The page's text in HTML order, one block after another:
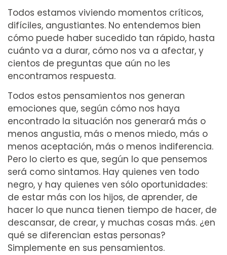
Todos estamos viviendo momentos críticos,
difíciles, angustiantes. No entendemos bien
cómo puede haber sucedido tan rápido, hasta
cuánto va a durar, cómo nos va a afectar, y
cientos de preguntas que aún no les
encontramos respuesta.
Todos estos pensamientos nos generan
emociones que, según cómo nos haya
encontrado la situación nos generará más o
menos angustia, más o menos miedo, más o
menos aceptación, más o menos indiferencia.
Pero lo cierto es que, según lo que pensemos
será como sintamos. Hay quienes ven todo
negro, y hay quienes ven sólo oportunidades:
de estar más con los hijos, de aprender, de
hacer lo que nunca tienen tiempo de hacer, de
descansar, de crear, y muchas cosas más. ¿en
qué se diferencian estas personas?
Simplemente en sus pensamientos.